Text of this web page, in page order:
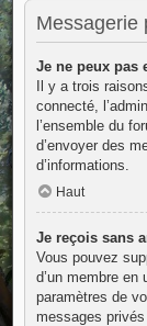
Messagerie
Je ne peux pas
Il y a trois
connecté,
l’ensemble du
d’envoyer des
d’informations.
Haut
Je reçois sans
Vous pouvez
d’un membre
paramètres de
messages